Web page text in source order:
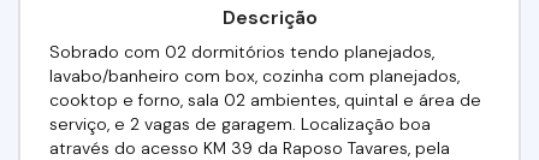
Descrição
Sobrado com 02 dormitórios tendo planejados,
lavabo/banheiro com box, cozinha com planejados,
cooktop e forno, sala 02 ambientes, quintal e área de
serviço, e 2 vagas de garagem. Localização boa
através do acesso KM 39 da Raposo Tavares, pela